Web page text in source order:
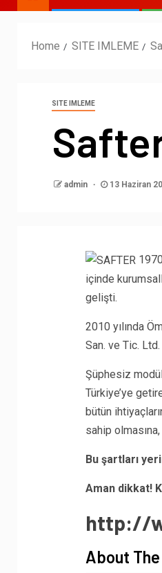
Home SITE IMLEME
SITE IMLEME
admin 13 Haziran
içinde
gelişti.
2010 yılında
San. ve Tic.
Şüphesiz
Türkiye’ye
bütün
sahip
Bu şartları
Aman dikkat!
http://
About